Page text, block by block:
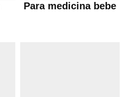
Para medicina bebe